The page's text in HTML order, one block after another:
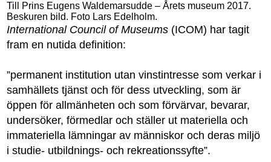
Till Prins Eugens Waldemarsudde – Årets museum 2017.
Beskuren bild. Foto Lars Edelholm.
International Council of Museums (ICOM) har tagit
fram en nutida definition:
”permanent institution utan vinstintresse som verkar i
samhällets tjänst och för dess utveckling, som är
öppen för allmänheten och som förvärvar, bevarar,
undersöker, förmedlar och ställer ut materiella och
immateriella lämningar av människor och deras miljö
i studie- utbildnings- och rekreationssyfte”.